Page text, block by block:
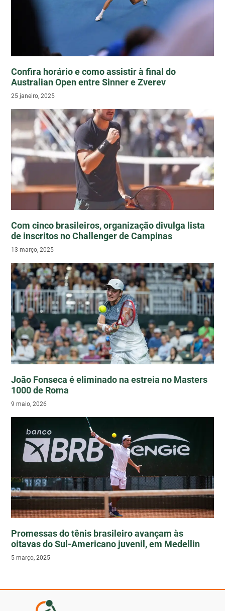
Confira horário e como assistir à final do
Australian Open entre Sinner e Zverev
25 janeiro, 2025
Com cinco brasileiros, organização divulga lista
de inscritos no Challenger de Campinas
13 março, 2025
João Fonseca é eliminado na estreia no Masters
1000 de Roma
9 maio, 2026
Promessas do tênis brasileiro avançam às
oitavas do Sul-Americano juvenil, em Medellin
5 março, 2025